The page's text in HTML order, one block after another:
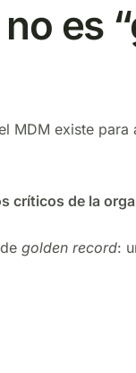
es
MDM existe
críticos de la
golden record: